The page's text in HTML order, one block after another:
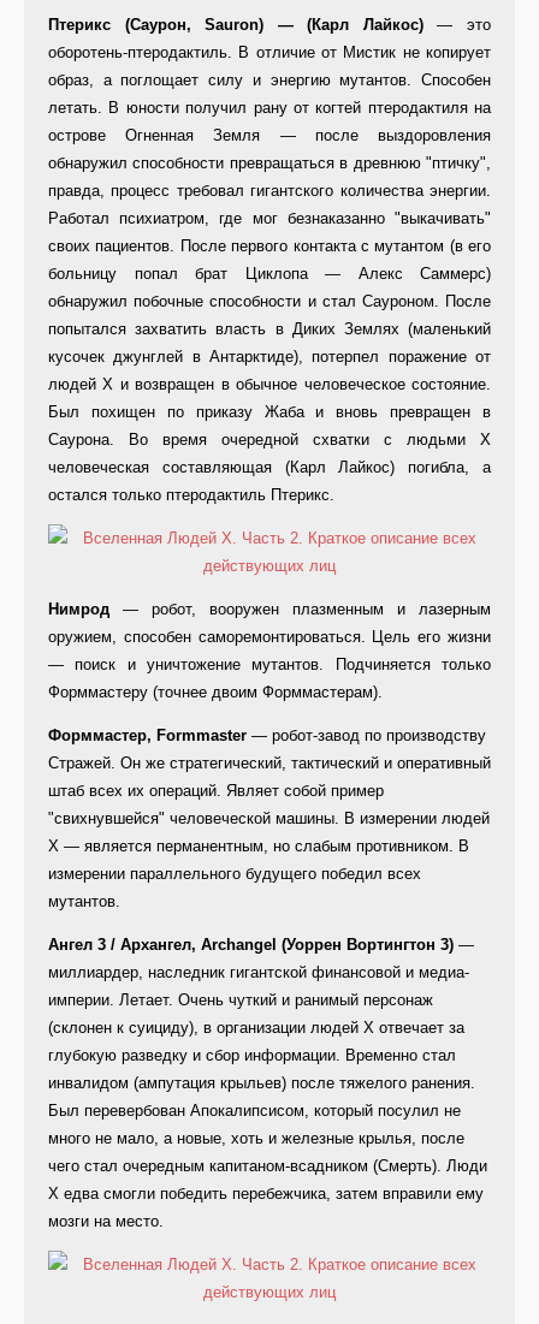
Птерикс (Саурон, Sauron) — (Карл Лайкос)— это
оборотень-птеродактиль. В отличие от Мистик не копирует
образ, а поглощает силу и энергию мутантов. Способен
летать. В юности получил рану от когтей птеродактиля на
острове Огненная Земля — после выздоровления
обнаружил способности превращаться в древнюю "птичку",
правда, процесс требовал гигантского количества энергии.
Работал психиатром, где мог безнаказанно "выкачивать"
своих пациентов. После первого контакта с мутантом (в его
больницу попал брат Циклопа — Алекс Саммерс)
обнаружил побочные способности и стал Сауроном. После
попытался захватить власть в Диких Землях (маленький
кусочек джунглей в Антарктиде), потерпел поражение от
людей Х и возвращен в обычное человеческое состояние.
Был похищен по приказу Жаба и вновь превращен в
Саурона. Во время очередной схватки с людьми Х
человеческая составляющая (Карл Лайкос) погибла, а
остался только птеродактиль Птерикс.
Нимрод — робот, вооружен плазменным и лазерным
оружием, способен саморемонтироваться. Цель его жизни
— поиск и уничтожение мутантов. Подчиняется только
Форммастеру (точнее двоим Форммастерам).
Форммастер, Formmaster — робот-завод по производству
Стражей. Он же стратегический, тактический и оперативный
штаб всех их операций. Являет собой пример
"свихнувшейся" человеческой машины. В измерении людей
Х — является перманентным, но слабым противником. В
измерении параллельного будущего победил всех
мутантов.
Ангел 3 / Архангел, Archangel (Уоррен Вортингтон 3) —
миллиардер, наследник гигантской финансовой и медиа-
империи. Летает. Очень чуткий и ранимый персонаж
(склонен к суициду), в организации людей Х отвечает за
глубокую разведку и сбор информации. Временно стал
инвалидом (ампутация крыльев) после тяжелого ранения.
Был перевербован Апокалипсисом, который посулил не
много не мало, а новые, хоть и железные крылья, после
чего стал очередным капитаном-всадником (Смерть). Люди
Х едва смогли победить перебежчика, затем вправили ему
мозги на место.